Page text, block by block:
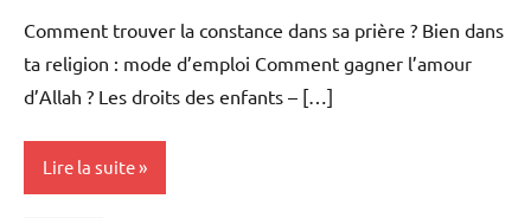
Comment trouver la constance dans sa prière ? Bien dans
ta religion : mode d’emploi Comment gagner l’amour
d’Allah ? Les droits des enfants – […]
Lire la suite